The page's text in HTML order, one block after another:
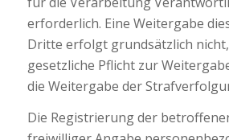
erforderlich. Eine Weitergabe
Dritte erfolgt grundsätzlich
gesetzliche Pflicht zur
die Weitergabe der
Die Registrierung der